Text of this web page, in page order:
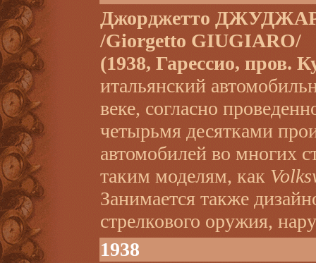
Джорджетто
/Giorgetto GIUGIARO/
(1938, Гарессио, пров.
итальянский
веке, согласно
четырьмя десятками
автомобилей во многих
таким моделям, как
Занимается также
стрелкового оружия,
1938